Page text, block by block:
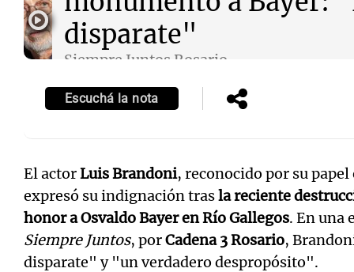
disparate"
Siempre Juntos Rosario
Escuchá la nota
El actorLuis Brandoni, reconocido por su
expresó su indignación trasla reciente
honor a Osvaldo Bayer en Río Gallegos. En una
Siempre Juntos, porCadena 3 Rosario,
disparate" y "un verdadero despropósito".